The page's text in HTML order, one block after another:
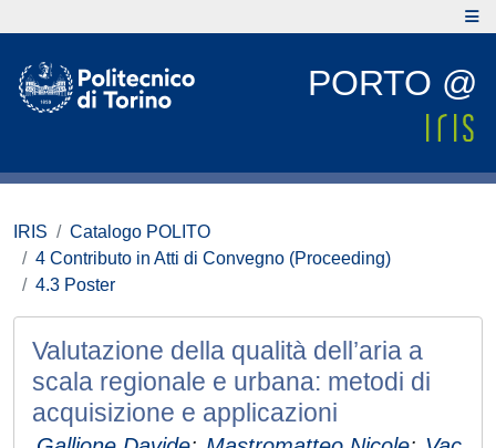
PORTO @
IRIS
Catalogo POLITO
4 Contributo in Atti di Convegno (Proceeding)
4.3 Poster
Valutazione della qualità dell’aria a
scala regionale e urbana: metodi di
acquisizione e applicazioni